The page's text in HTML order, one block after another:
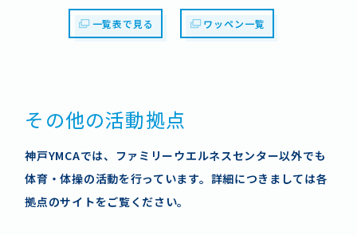
指定用品（ユニフォーム）
6,840
指定用品（ユニフォーム）
6,840
指定用品（ユニフォーム）
一覧表で見る ワッペン一覧
その他の活動拠点
神戸YMCAでは、ファミリーウエルネスセンター以外でも
体育・体操の活動を行っています。詳細につきましては各
拠点のサイトをご覧ください。